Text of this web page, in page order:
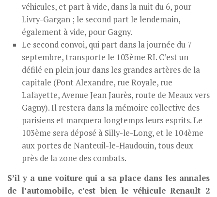
véhicules, et part à vide, dans la nuit du 6, pour
Livry-Gargan ; le second part le lendemain,
également à vide, pour Gagny.
Le second convoi, qui part dans la journée du 7
septembre, transporte le 103ème RI. C’est un
défilé en plein jour dans les grandes artères de la
capitale (Pont Alexandre, rue Royale, rue
Lafayette, Avenue Jean Jaurès, route de Meaux vers
Gagny). Il restera dans la mémoire collective des
parisiens et marquera longtemps leurs esprits. Le
103ème sera déposé à Silly-le-Long, et le 104ème
aux portes de Nanteuil-le-Haudouin, tous deux
près de la zone des combats.
S’il y a une voiture qui a sa place dans les annales
de l’automobile, c’est bien le véhicule Renault 2